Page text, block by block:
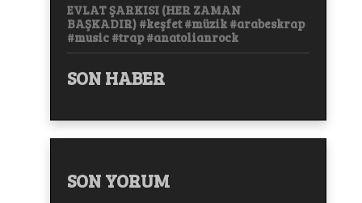
EVLAT ŞARKISI (HER ZAMAN
BAŞKADIR) #keşfet #müzik #arabeskrap
#music #trap #anatolianrock
SON HABER
SON YORUM